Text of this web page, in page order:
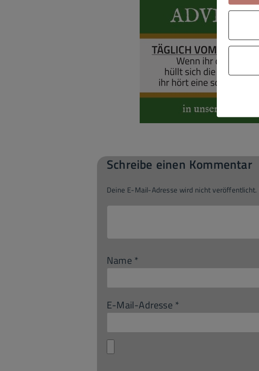
Schreibe einen Kommentar
Deine E-Mail-Adresse wird nicht veröffentlicht.
Name *
E-Mail-Adresse *